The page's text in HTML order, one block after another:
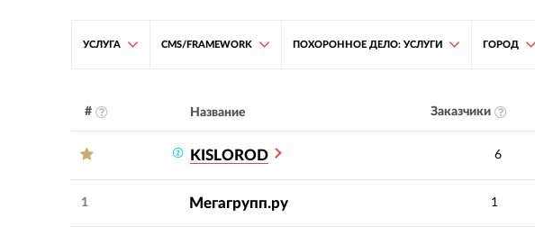
УСЛУГА CMS/FRAMEWORK ПОХОРОННОЕ ДЕЛО: УСЛУГИ ГОРОД
# Название Заказчики
KISLOROD 6
1 Мегагрупп.ру 1